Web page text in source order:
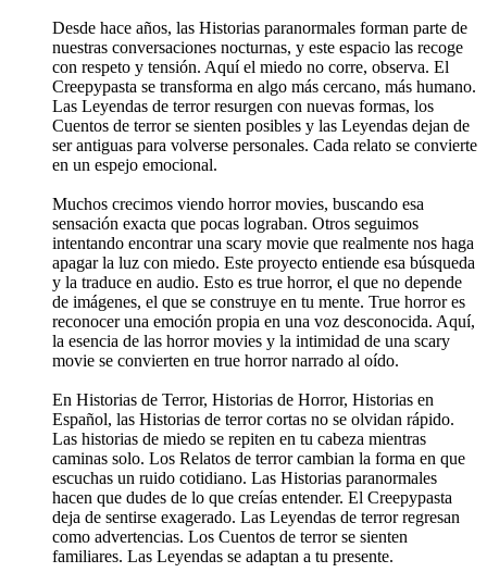
Desde hace años, las Historias paranormales forman parte de
nuestras conversaciones nocturnas, y este espacio las recoge
con respeto y tensión. Aquí el miedo no corre, observa. El
Creepypasta se transforma en algo más cercano, más humano.
Las Leyendas de terror resurgen con nuevas formas, los
Cuentos de terror se sienten posibles y las Leyendas dejan de
ser antiguas para volverse personales. Cada relato se convierte
en un espejo emocional.
Muchos crecimos viendo horror movies, buscando esa
sensación exacta que pocas lograban. Otros seguimos
intentando encontrar una scary movie que realmente nos haga
apagar la luz con miedo. Este proyecto entiende esa búsqueda
y la traduce en audio. Esto es true horror, el que no depende
de imágenes, el que se construye en tu mente. True horror es
reconocer una emoción propia en una voz desconocida. Aquí,
la esencia de las horror movies y la intimidad de una scary
movie se convierten en true horror narrado al oído.
En Historias de Terror, Historias de Horror, Historias en
Español, las Historias de terror cortas no se olvidan rápido.
Las historias de miedo se repiten en tu cabeza mientras
caminas solo. Los Relatos de terror cambian la forma en que
escuchas un ruido cotidiano. Las Historias paranormales
hacen que dudes de lo que creías entender. El Creepypasta
deja de sentirse exagerado. Las Leyendas de terror regresan
como advertencias. Los Cuentos de terror se sienten
familiares. Las Leyendas se adaptan a tu presente.